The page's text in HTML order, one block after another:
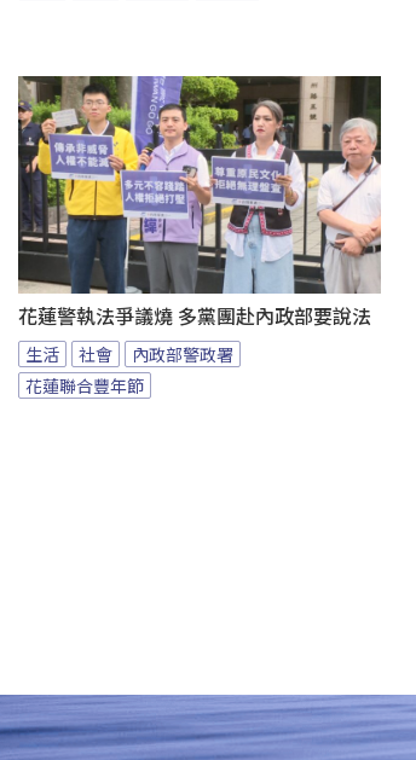
花蓮警執法爭議燒 多黨團赴內政部要說法
生活 社會
內政部警政署
花蓮聯合豐年節